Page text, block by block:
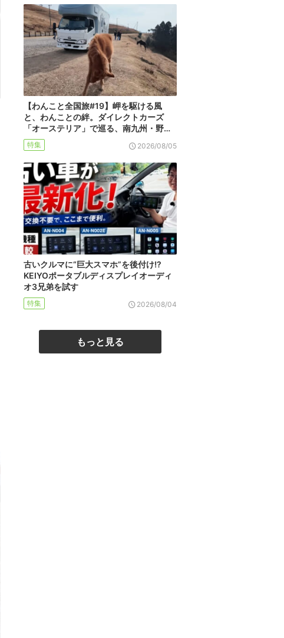
【わんこと全国旅#19】岬を駆ける風
と、わんことの絆。ダイレクトカーズ
「オーステリア」で巡る、南九州・野…
特集 2026/08/05
古いクルマに“巨大スマホ”を後付け!?
KEIYOポータブルディスプレイオーディ
オ3兄弟を試す
特集 2026/08/04
もっと見る